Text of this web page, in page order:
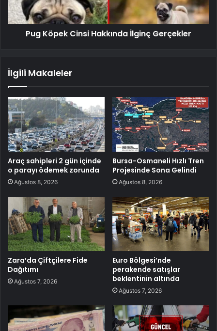
Pug Köpek Cinsi Hakkında İlginç Gerçekler
İlgili Makaleler
Araç sahipleri 2 gün içinde
o parayı ödemek zorunda
Ağustos 8, 2026
Bursa-Osmaneli Hızlı Tren
Projesinde Sona Gelindi
Ağustos 8, 2026
Zara’da Çiftçilere Fide
Dağıtımı
Ağustos 7, 2026
Euro Bölgesi’nde
perakende satışlar
beklentinin altında
Ağustos 7, 2026